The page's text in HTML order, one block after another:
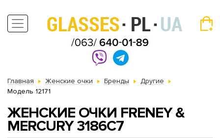
Главная Женские очки Бренды
Другие
Модель 12171
ЖЕНСКИЕ ОЧКИ FRENEY &
MERCURY 3186C7